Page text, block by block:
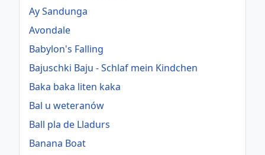
Ay Sandunga
Avondale
Babylon's Falling
Bajuschki Baju - Schlaf mein Kindchen
Baka baka liten kaka
Bal u weteranów
Ball pla de Lladurs
Banana Boat